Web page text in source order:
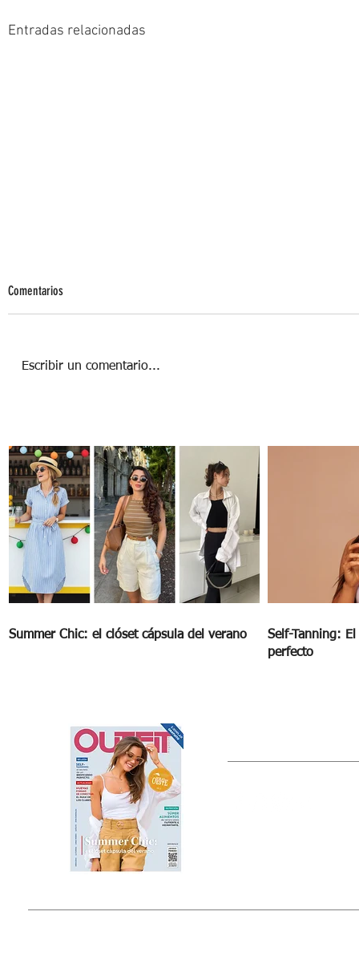
Entradas relacionadas
Comentarios
Escribir un comentario...
Summer Chic: el clóset cápsula del verano
Self-Tanning:
perfecto